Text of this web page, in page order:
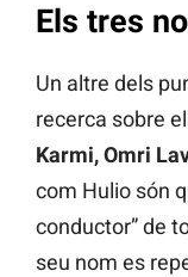
Els tres
Un altre dels
recerca sobre
Karmi, Omri
com Hulio són
conductor” de
seu nom es